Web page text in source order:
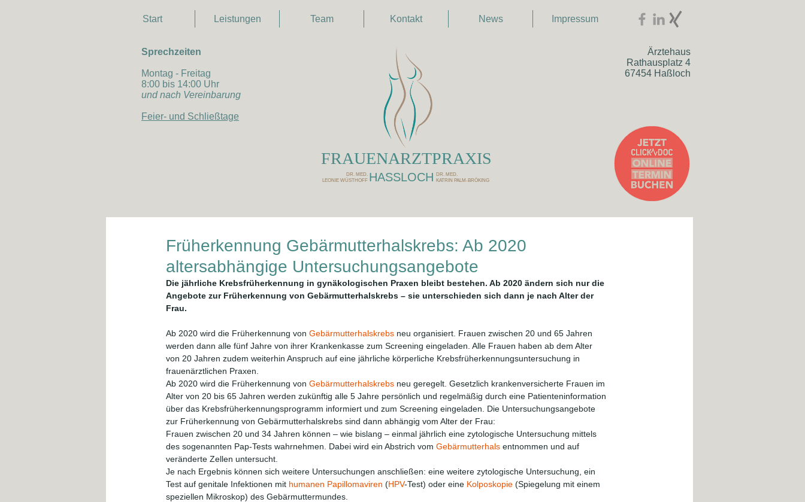
Start Leistungen Team Kontakt News Impressum
Sprechzeiten
Montag - Freitag
8:00 bis 14:00 Uhr
und nach Vereinbarung
Feier- und Schließtage
FRAUENARZTPRAXIS
DR. MED.
LEONIE WÜSTHOFF HASSLOCH
DR. MED.
KATRIN PALM-BRÖKING
Ärztehaus
Rathausplatz 4
67454 Haßloch
Früherkennung Gebärmutterhalskrebs: Ab 2020
altersabhängige Untersuchungsangebote
Die jährliche Krebsfrüherkennung in gynäkologischen Praxen bleibt bestehen. Ab 2020 ändern sich nur die
Angebote zur Früherkennung von Gebärmutterhalskrebs – sie unterschieden sich dann je nach Alter der
Frau.
Ab 2020 wird die Früherkennung von Gebärmutterhalskrebs neu organisiert. Frauen zwischen 20 und 65 Jahren
werden dann alle fünf Jahre von ihrer Krankenkasse zum Screening eingeladen. Alle Frauen haben ab dem Alter
von 20 Jahren zudem weiterhin Anspruch auf eine jährliche körperliche Krebsfrüherkennungsuntersuchung in
frauenärztlichen Praxen.
Ab 2020 wird die Früherkennung von Gebärmutterhalskrebs neu geregelt. Gesetzlich krankenversicherte Frauen im
Alter von 20 bis 65 Jahren werden zukünftig alle 5 Jahre persönlich und regelmäßig durch eine Patienteninformation
über das Krebsfrüherkennungsprogramm informiert und zum Screening eingeladen. Die Untersuchungsangebote
zur Früherkennung von Gebärmutterhalskrebs sind dann abhängig vom Alter der Frau:
Frauen zwischen 20 und 34 Jahren können – wie bislang – einmal jährlich eine zytologische Untersuchung mittels
des sogenannten Pap-Tests wahrnehmen. Dabei wird ein Abstrich vom Gebärmutterhals entnommen und auf
veränderte Zellen untersucht.
Je nach Ergebnis können sich weitere Untersuchungen anschließen: eine weitere zytologische Untersuchung, ein
Test auf genitale Infektionen mit humanen Papillomaviren (HPV-Test) oder eine Kolposkopie (Spiegelung mit einem
speziellen Mikroskop) des Gebärmuttermundes.